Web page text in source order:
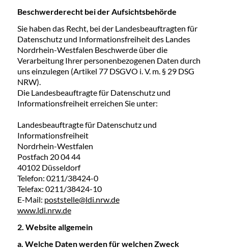
Beschwerderecht bei der Aufsichtsbehörde
Sie haben das Recht, bei der Landesbeauftragten für
Datenschutz und Informationsfreiheit des Landes
Nordrhein-Westfalen Beschwerde über die
Verarbeitung Ihrer personenbezogenen Daten durch
uns einzulegen (Artikel 77 DSGVO i. V. m. § 29 DSG
NRW).
Die Landesbeauftragte für Datenschutz und
Informationsfreiheit erreichen Sie unter:
Landesbeauftragte für Datenschutz und
Informationsfreiheit
Nordrhein-Westfalen
Postfach 20 04 44
40102 Düsseldorf
Telefon: 0211/38424-0
Telefax: 0211/38424-10
E-Mail: poststelle@ldi.nrw.de
www.ldi.nrw.de
2. Website allgemein
a. Welche Daten werden für welchen Zweck